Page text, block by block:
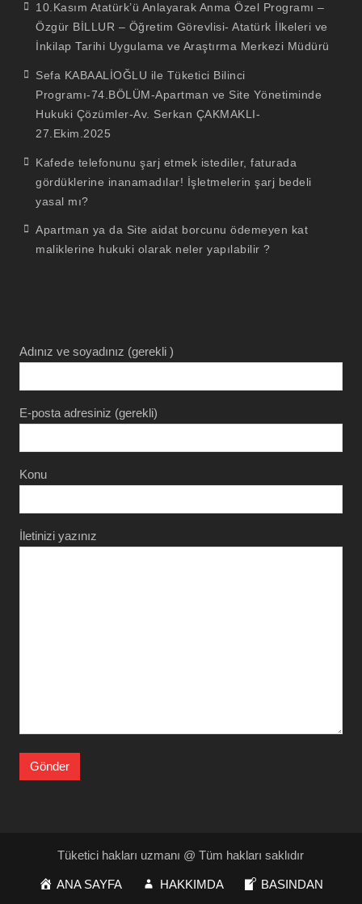
10.Kasım Atatürk’ü Anlayarak Anma Özel Programı –
Özgür BİLLUR – Öğretim Görevlisi- Atatürk İlkeleri ve
İnkilap Tarihi Uygulama ve Araştırma Merkezi Müdürü
Sefa KABAALİOĞLU ile Tüketici Bilinci
Programı-74.BÖLÜM-Apartman ve Site Yönetiminde
Hukuki Çözümler-Av. Serkan ÇAKMAKLI-
27.Ekim.2025
Kafede telefonunu şarj etmek istediler, faturada
gördüklerine inanamadılar! İşletmelerin şarj bedeli
yasal mı?
Apartman ya da Site aidat borcunu ödemeyen kat
maliklerine hukuki olarak neler yapılabilir ?
Adınız ve soyadınız (gerekli )
E-posta adresiniz (gerekli)
Konu
İletinizi yazınız
Tüketici hakları uzmanı @ Tüm hakları saklıdır
ANA SAYFA HAKKIMDA BASINDAN